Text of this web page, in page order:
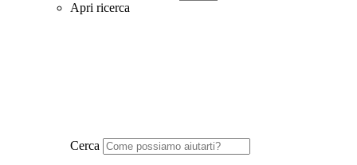
Apri ricerca
Cerca